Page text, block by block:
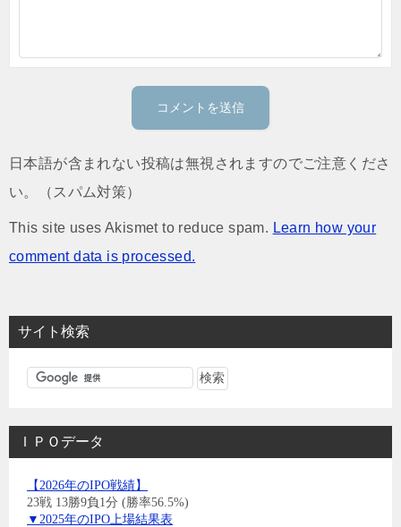
日本語が含まれない投稿は無視されますのでご注意くださ
い。（スパム対策）
This site uses Akismet to reduce spam. Learn how your
comment data is processed.
サイト検索
ＩＰＯデータ
【2026年のIPO戦績】
23戦 13勝9負1分 (勝率56.5%)
▼2025年のIPO上場結果表